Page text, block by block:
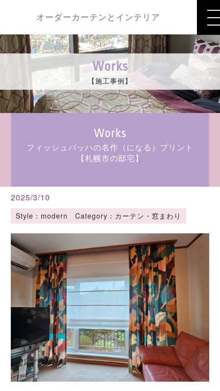
オーダーカーテンとインテリア
Works
【施工事例】
Works
フィッシュバッハの名作（になる）プリント
【札幌市の邸宅】
2025/3/10
Style：modern Category：カーテン・窓まわり